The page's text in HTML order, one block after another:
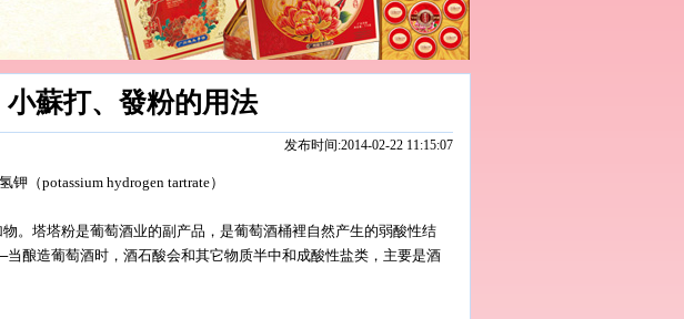
蘇打、發粉的用法
发布时间:2014-02-22 11:15:07
（potassium hydrogen tartrate）
。塔塔粉是葡萄酒业的副产品，是葡萄酒桶裡自然产生的弱酸性结
酿造葡萄酒时，酒石酸会和其它物质半中和成酸性盐类，主要是酒